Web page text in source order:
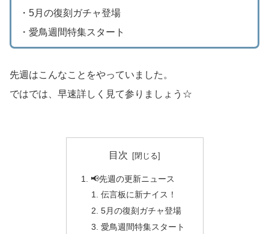
・5月の復刻ガチャ登場
・愛鳥週間特集スタート
先週はこんなことをやっていました。
ではでは、早速詳しく見て参りましょう☆
目次
📢先週の更新ニュース
伝言板に新ナイス！
5月の復刻ガチャ登場
愛鳥週間特集スタート